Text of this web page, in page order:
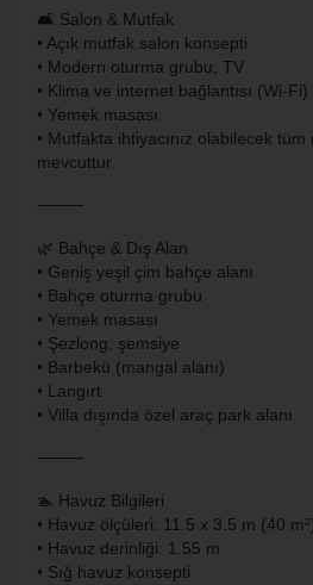
🛋️ Salon & Mutfak
• Açık mutfak salon konsepti
• Modern oturma grubu, TV
• Klima ve internet bağlantısı (Wi-Fi)
• Yemek masası
• Mutfakta ihtiyacınız olabilecek
mevcuttur
⸻
🌿 Bahçe & Dış Alan
• Geniş yeşil çim bahçe alanı
• Bahçe oturma grubu
• Yemek masası
• Şezlong, şemsiye
• Barbekü (mangal alanı)
• Langırt
• Villa dışında özel araç park alanı
⸻
🏊 Havuz Bilgileri
• Havuz ölçüleri: 11.5 x 3.5 m (40
• Havuz derinliği: 1.55 m
• Sığ havuz konsepti